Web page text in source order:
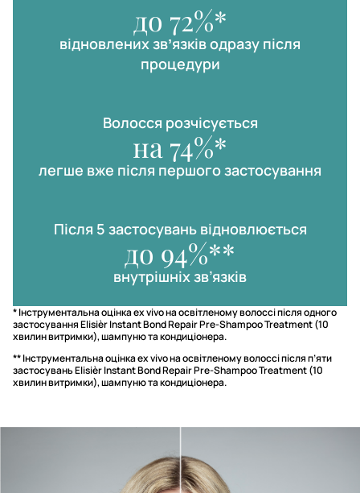
до 72%*
відновлених звʼязків одразу після
процедури
Волосся розчісується
на 74%*
легше вже після першого застосування
Після 5 застосувань відновлюється
до 94%**
внутрішніх зв’язків
* Інструментальна оцінка ex vivo на освітленому волоссі після одного
застосування Elisièr Instant Bond Repair Pre-Shampoo Treatment (10
хвилин витримки), шампуню та кондиціонера.
** Інструментальна оцінка ex vivo на освітленому волоссі після п’яти
застосувань Elisièr Instant Bond Repair Pre-Shampoo Treatment (10
хвилин витримки), шампуню та кондиціонера.